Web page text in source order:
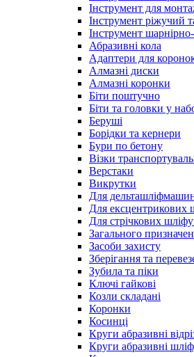
Інструмент для
Інструмент ріжучий
Інструмент
Абразивні кола
Адаптери для
Алмазні диски
Алмазні коронки
Біти поштучно
Біти та головки у
Беруші
Борідки та кернери
Бури по бетону
Візки
Верстаки
Викрутки
Для
Для ексцентрикових
Для стрічкових
Загального
Засоби захисту
Зберігання та
Зубила та піки
Ключі гайкові
Козли складані
Коронки
Косинці
Круги абразивні
Круги абразивні